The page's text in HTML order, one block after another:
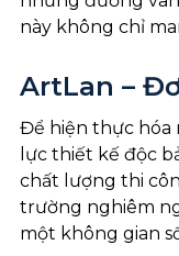
này không chỉ
ArtLan –
Để hiện thực hóa
lực thiết kế độc
chất lượng thi
trường nghiêm
một không gian